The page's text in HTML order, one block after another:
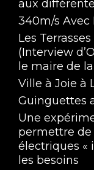
aux
340m/s Avec
Les
(Interview
le maire de
Ville à Joie à
Guinguettes
Une
permettre de
électriques «
les besoins